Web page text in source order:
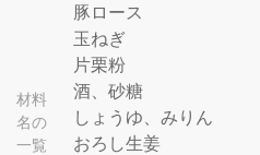
材料
名の
一覧
豚ロース
玉ねぎ
片栗粉
酒、砂糖
しょうゆ、みりん
おろし生姜